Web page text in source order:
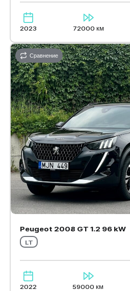
2023 72000 км
Сравнение
Peugeot 2008 GT 1.2 96 kW
LT
2022 59000 км